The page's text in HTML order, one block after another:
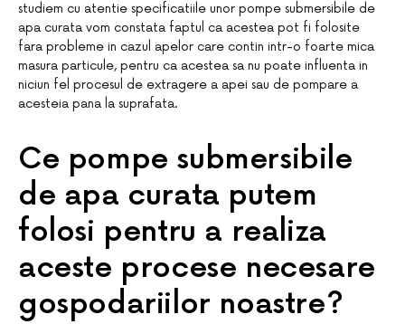
studiem cu atentie specificatiile unor pompe submersibile de
apa curata vom constata faptul ca acestea pot fi folosite
fara probleme in cazul apelor care contin intr-o foarte mica
masura particule, pentru ca acestea sa nu poate influenta in
niciun fel procesul de extragere a apei sau de pompare a
acesteia pana la suprafata.
Ce pompe submersibile
de apa curata putem
folosi pentru a realiza
aceste procese necesare
gospodariilor noastre?